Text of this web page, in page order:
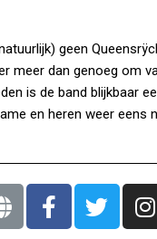
geen
meer dan genoeg om
is de band blijkbaar
en heren weer eens